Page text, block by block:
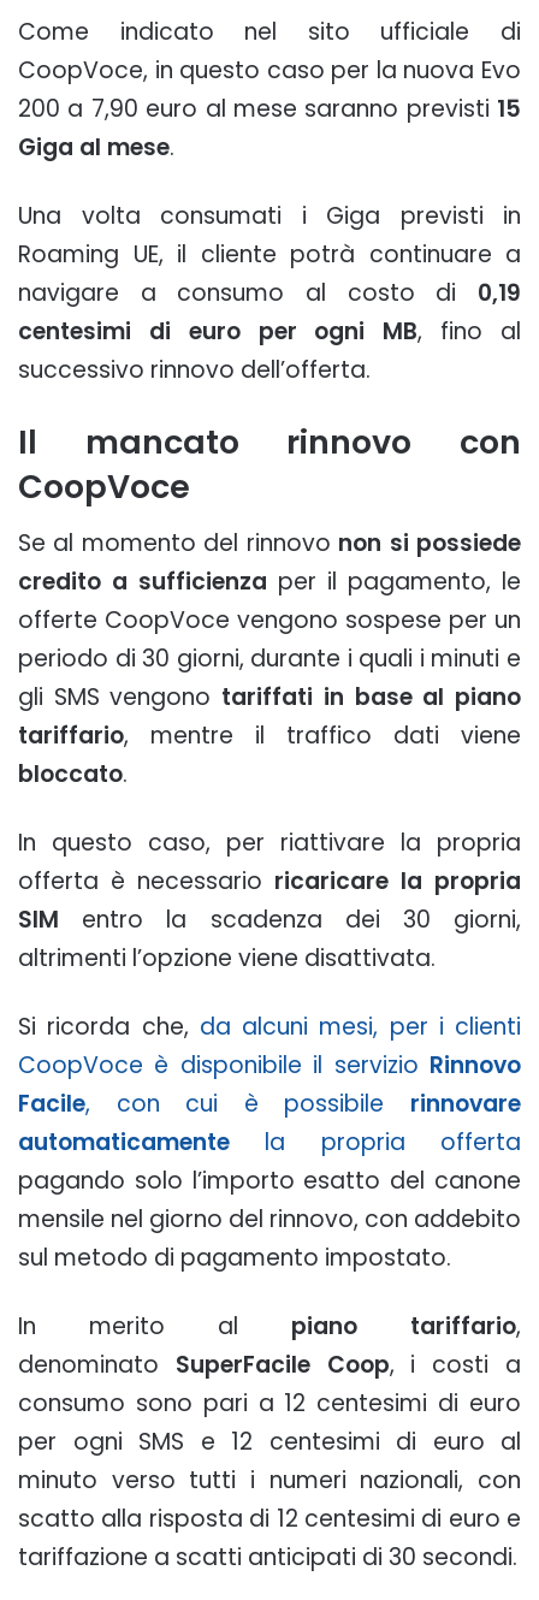
Come indicato nel sito ufficiale di
CoopVoce, in questo caso per la nuova Evo
200 a 7,90 euro al mese saranno previsti 15
Giga al mese.
Una volta consumati i Giga previsti in
Roaming UE, il cliente potrà continuare a
navigare a consumo al costo di 0,19
centesimi di euro per ogni MB, fino al
successivo rinnovo dell’offerta.
Il mancato rinnovo con
CoopVoce
Se al momento del rinnovo non si possiede
credito a sufficienza per il pagamento, le
offerte CoopVoce vengono sospese per un
periodo di 30 giorni, durante i quali i minuti e
gli SMS vengono tariffati in base al piano
tariffario, mentre il traffico dati viene
bloccato.
In questo caso, per riattivare la propria
offerta è necessario ricaricare la propria
SIM entro la scadenza dei 30 giorni,
altrimenti l’opzione viene disattivata.
Si ricorda che, da alcuni mesi, per i clienti
CoopVoce è disponibile il servizio Rinnovo
Facile, con cui è possibile rinnovare
automaticamente la propria offerta
pagando solo l’importo esatto del canone
mensile nel giorno del rinnovo, con addebito
sul metodo di pagamento impostato.
In merito al piano tariffario,
denominato SuperFacile Coop, i costi a
consumo sono pari a 12 centesimi di euro
per ogni SMS e 12 centesimi di euro al
minuto verso tutti i numeri nazionali, con
scatto alla risposta di 12 centesimi di euro e
tariffazione a scatti anticipati di 30 secondi.